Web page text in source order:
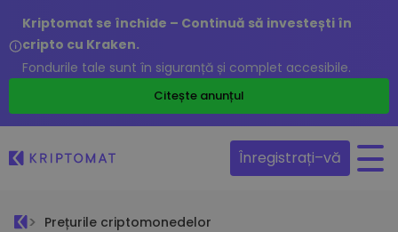
Kriptomat se închide – Continuă să investești în
cripto cu Kraken.
Fondurile tale sunt în siguranță și complet accesibile.
Citește anunțul
Înregistrați–vă
Prețurile criptomonedelor